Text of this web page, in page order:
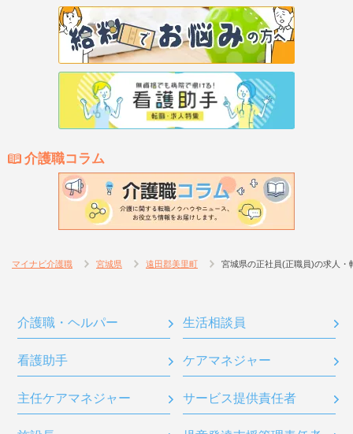
介護職コラム
マイナビ介護職 宮城県 遠田郡美里町 宮城県の正社員(正職員)の求人・
介護職・ヘルパー 生活相談員
看護助手 ケアマネジャー
主任ケアマネジャー サービス提供責任者